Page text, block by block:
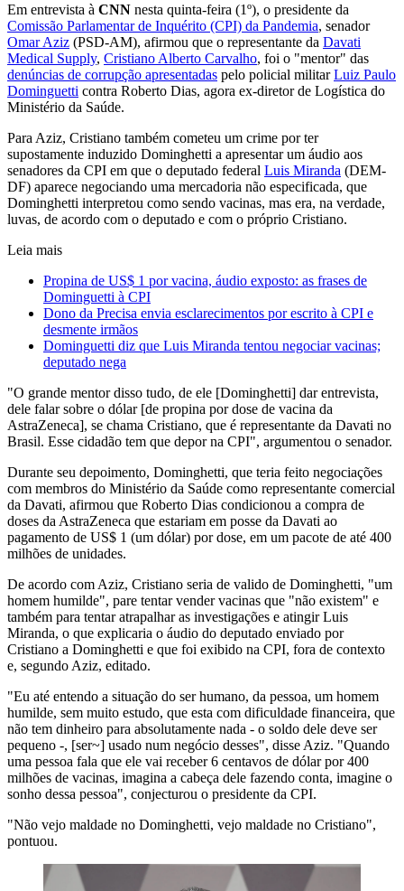
Em entrevista à CNN nesta quinta-feira (1º), o presidente da
Comissão Parlamentar de Inquérito (CPI) da Pandemia, senador
Omar Aziz (PSD-AM), afirmou que o representante da Davati
Medical Supply, Cristiano Alberto Carvalho, foi o "mentor" das
denúncias de corrupção apresentadas pelo policial militarLuiz Paulo
Dominguetti contra Roberto Dias, agora ex-diretor de Logística do
Ministério da Saúde.
Para Aziz, Cristiano também cometeu um crime por ter
supostamente induzido Dominghetti a apresentar um áudio aos
senadores da CPI em que o deputado federal Luis Miranda (DEM-
DF) aparece negociando uma mercadoria não especificada, que
Dominghetti interpretou como sendo vacinas, mas era, na verdade,
luvas, de acordo com o deputado e com o próprio Cristiano.
Leia mais
Propina de US$ 1 por vacina, áudio exposto: as frases de
Dominguetti à CPI
Dono da Precisa envia esclarecimentos por escrito à CPI e
desmente irmãos
Dominguetti diz que Luis Miranda tentou negociar vacinas;
deputado nega
"O grande mentor disso tudo, de ele [Dominghetti] dar entrevista,
dele falar sobre o dólar [de propina por dose de vacina da
AstraZeneca], se chama Cristiano, que é representante da Davati no
Brasil. Esse cidadão tem que depor na CPI", argumentou o senador.
Durante seu depoimento, Dominghetti, que teria feito negociações
com membros do Ministério da Saúde como representante comercial
da Davati, afirmou que Roberto Dias condicionou a compra de
doses da AstraZeneca que estariam em posse da Davati ao
pagamento de US$ 1 (um dólar) por dose, em um pacote de até 400
milhões de unidades.
De acordo com Aziz, Cristiano seria de valido de Dominghetti, "um
homem humilde", pare tentar vender vacinas que "não existem" e
também para tentar atrapalhar as investigações e atingir Luis
Miranda, o que explicaria o áudio do deputado enviado por
Cristiano a Dominghetti e que foi exibido na CPI, fora de contexto
e, segundo Aziz, editado.
"Eu até entendo a situação do ser humano, da pessoa, um homem
humilde, sem muito estudo, que esta com dificuldade financeira, que
não tem dinheiro para absolutamente nada - o soldo dele deve ser
pequeno -, [ser~] usado num negócio desses", disse Aziz. "Quando
uma pessoa fala que ele vai receber 6 centavos de dólar por 400
milhões de vacinas, imagina a cabeça dele fazendo conta, imagine o
sonho dessa pessoa", conjecturou o presidente da CPI.
"Não vejo maldade no Dominghetti, vejo maldade no Cristiano",
pontuou.